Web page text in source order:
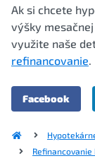
Ak si chcete
výšky
využite naše
refinancovanie.
Facebook